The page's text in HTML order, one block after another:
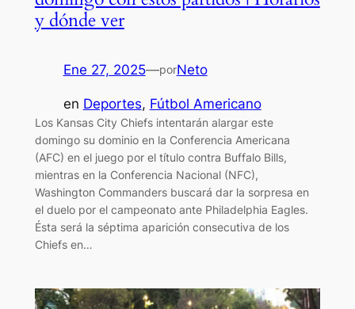
y dónde ver
Ene 27, 2025—porNeto
en Deportes, Fútbol Americano
Los Kansas City Chiefs intentarán alargar este
domingo su dominio en la Conferencia Americana
(AFC) en el juego por el título contra Buffalo Bills,
mientras en la Conferencia Nacional (NFC),
Washington Commanders buscará dar la sorpresa en
el duelo por el campeonato ante Philadelphia Eagles.
Ésta será la séptima aparición consecutiva de los
Chiefs en…